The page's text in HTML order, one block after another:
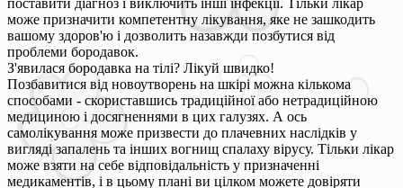
може призначити компетентну лікування, яке не зашкодить
вашому здоров'ю і дозволить назавжди позбутися від
проблеми бородавок.
З'явилася бородавка на тілі? Лікуй швидко!
Позбавитися від новоутворень на шкірі можна кількома
способами - скориставшись традиційної або нетрадиційною
медициною і досягненнями в цих галузях. А ось
самолікування може призвести до плачевних наслідків у
вигляді запалень та інших вогнищ спалаху вірусу. Тільки лікар
може взяти на себе відповідальність у призначенні
медикаментів, і в цьому плані ви цілком можете довіряти